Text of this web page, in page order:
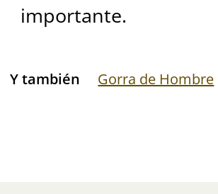
importante.
Y también Gorra de Hombre